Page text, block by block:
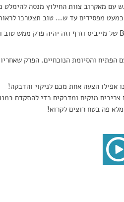
עם מאקרוב צוות החילוץ מנסה
הפתיח והסיומת הנוכחיים. הפרק
אפילו הצעה אחת מכם לניקוי והדבקה!
מנקים ומדבקים כדי להתקדם
פה בטח רוצים לקרוא!